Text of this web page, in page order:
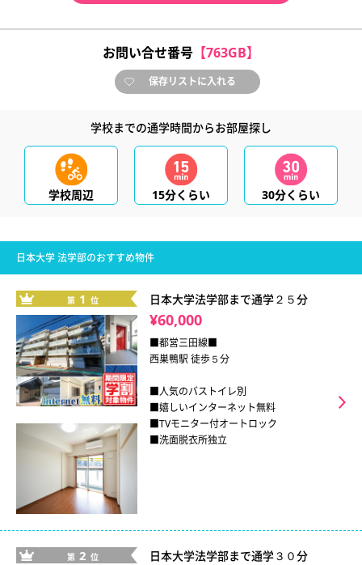
お問い合せ番号 【763GB】
保存リストに入れる
学校までの通学時間からお部屋探し
学校周辺 15分くらい 30分くらい
日本大学 法学部のおすすめ物件
第 1 位 日本大学法学部まで通学２５分
¥60,000
■都営三田線■
西巣鴨駅 徒歩５分
■人気のバストイレ別
■嬉しいインターネット無料
■TVモニター付オートロック
■洗面脱衣所独立
第 2 位 日本大学法学部まで通学３０分